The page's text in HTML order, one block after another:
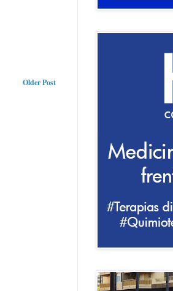
Older Post